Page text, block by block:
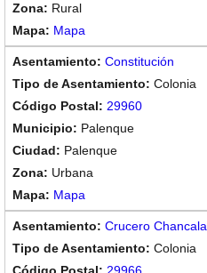
Rural
Mapa
Constitución
Colonia
29960
Palenque
Palenque
Urbana
Mapa
Crucero Chancala
Colonia